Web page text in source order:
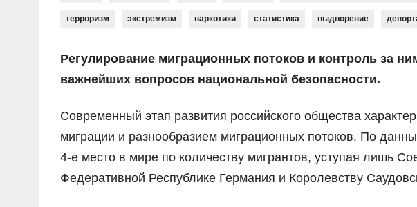
терроризм экстремизм наркотики статистика выдворение
Регулирование миграционных потоков и контроль за
важнейших вопросов национальной безопасности.
Современный этап развития российского общества
миграции и разнообразием миграционных потоков. По
4-е место в мире по количеству мигрантов, уступая лишь
Федеративной Республике Германия и Королевству